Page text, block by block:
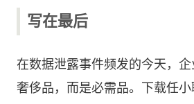
写在最后
在数据泄露事件频发的今天，
奢侈品，而是必需品。下载任